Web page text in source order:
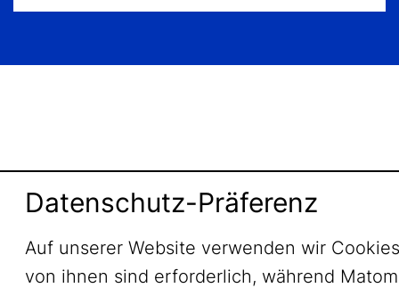
Datenschutz-Präferenz
Auf unserer Website verwenden wir
von ihnen sind erforderlich, während